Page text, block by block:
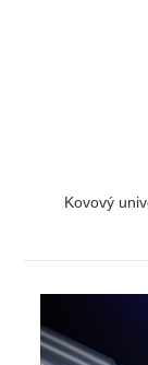
Kovový